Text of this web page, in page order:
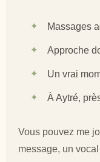
Massages
Approche
Un vrai
À Aytré,
Vous pouvez me
message, un